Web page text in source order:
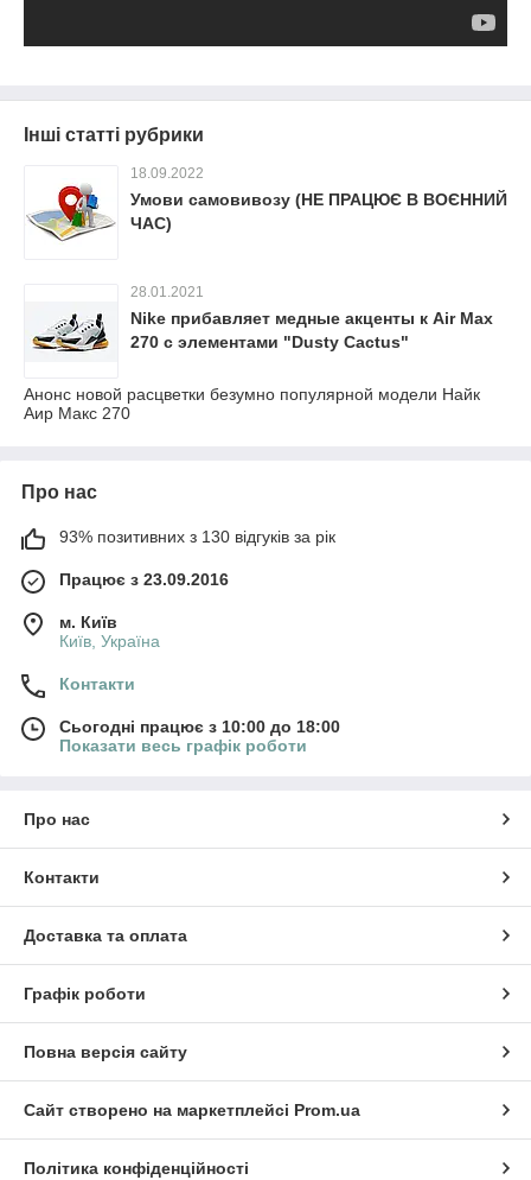
Інші статті рубрики
18.09.2022
Умови самовивозу (НЕ ПРАЦЮЄ В ВОЄННИЙ
ЧАС)
28.01.2021
Nike прибавляет медные акценты к Air Max
270 с элементами "Dusty Cactus"
Анонс новой расцветки безумно популярной модели Найк
Аир Макс 270
Про нас
93% позитивних з 130 відгуків за рік
Працює з 23.09.2016
м. Київ
Київ, Україна
Контакти
Сьогодні працює з 10:00 до 18:00
Показати весь графік роботи
Про нас
Контакти
Доставка та оплата
Графік роботи
Повна версія сайту
Сайт створено на маркетплейсі Prom.ua
Політика конфіденційності